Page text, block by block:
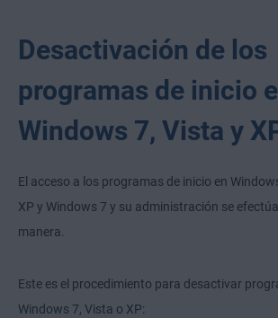
Desactivación de los
programas de inicio
Windows 7, Vista y
El acceso a los programas de inicio en
XP y Windows 7 y su administración se
manera.
Este es el procedimiento para desactivar
Windows 7, Vista o XP: